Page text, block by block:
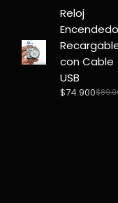
Reloj
con Cable
USB
$
$74.900